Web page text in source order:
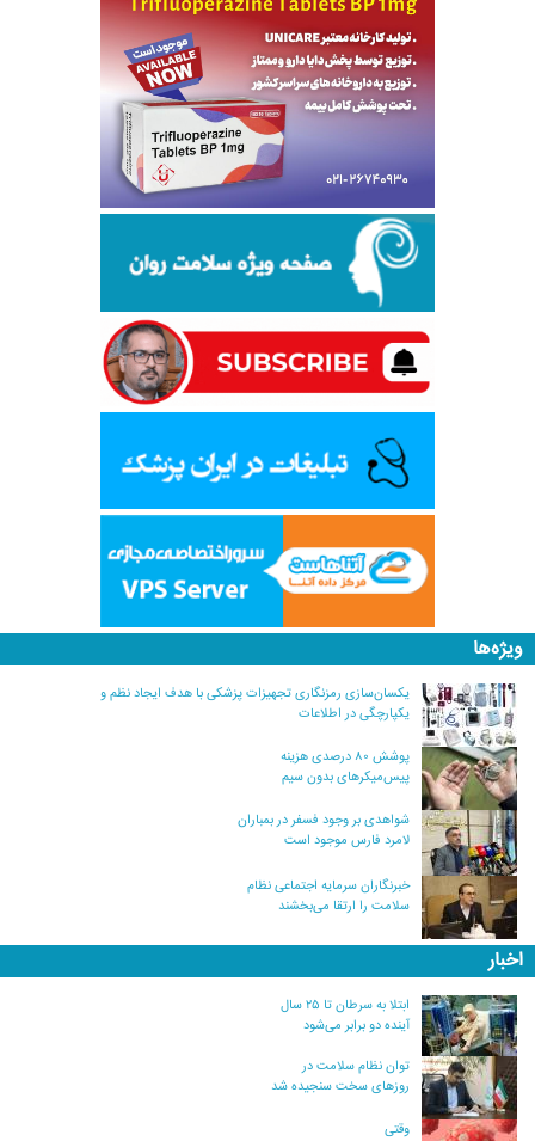
ویژه‌ها
یکسان‌سازی رمزنگاری تجهیزات پزشکی با هدف ایجاد نظم و
یکپارچگی در اطلاعات
پوشش ۸۰ درصدی هزینه
پیس‌میکرهای بدون سیم
شواهدی بر وجود فسفر در بمباران
لامرد فارس موجود است
خبرنگاران سرمایه اجتماعی نظام
سلامت را ارتقا می‌بخشند
اخبار
ابتلا به سرطان تا ۲۵ سال
آینده دو برابر می‌شود
توان نظام سلامت در
روزهای سخت سنجیده شد
وقتی